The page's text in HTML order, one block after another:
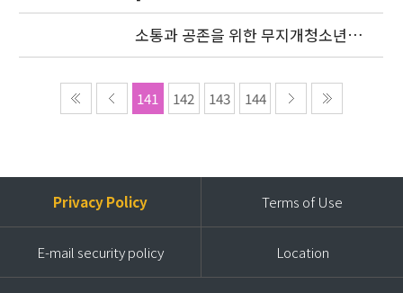
제] 2006 더 크고 싶은 아이들
소통과 공존을 위한 무지개청소년센
터 세미나 2006 언론보도자료
141 142 143 144
Privacy Policy Terms of Use
E-mail security policy Location